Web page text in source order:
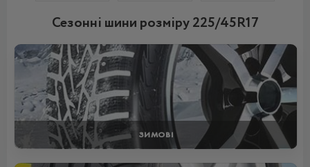
Сезонні шини розміру 225/45R17
ЗИМОВІ